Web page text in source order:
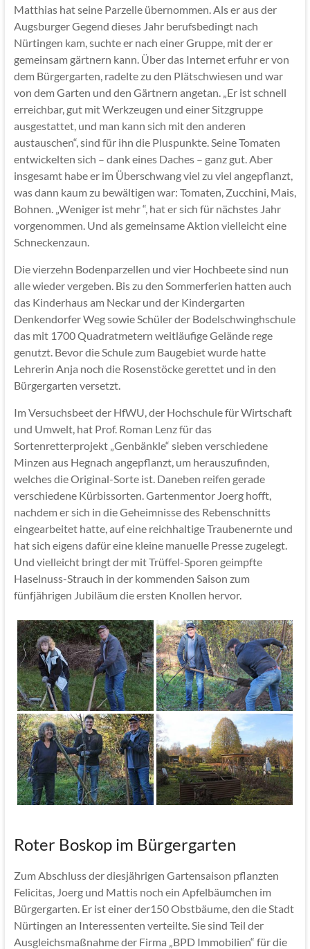
Matthias hat seine Parzelle übernommen. Als er aus der
Augsburger Gegend dieses Jahr berufsbedingt nach
Nürtingen kam, suchte er nach einer Gruppe, mit der er
gemeinsam gärtnern kann. Über das Internet erfuhr er von
dem Bürgergarten, radelte zu den Plätschwiesen und war
von dem Garten und den Gärtnern angetan. „Er ist schnell
erreichbar, gut mit Werkzeugen und einer Sitzgruppe
ausgestattet, und man kann sich mit den anderen
austauschen“, sind für ihn die Pluspunkte. Seine Tomaten
entwickelten sich – dank eines Daches – ganz gut. Aber
insgesamt habe er im Überschwang viel zu viel angepflanzt,
was dann kaum zu bewältigen war: Tomaten, Zucchini, Mais,
Bohnen. „Weniger ist mehr “, hat er sich für nächstes Jahr
vorgenommen. Und als gemeinsame Aktion vielleicht eine
Schneckenzaun.
Die vierzehn Bodenparzellen und vier Hochbeete sind nun
alle wieder vergeben. Bis zu den Sommerferien hatten auch
das Kinderhaus am Neckar und der Kindergarten
Denkendorfer Weg sowie Schüler der Bodelschwinghschule
das mit 1700 Quadratmetern weitläufige Gelände rege
genutzt. Bevor die Schule zum Baugebiet wurde hatte
Lehrerin Anja noch die Rosenstöcke gerettet und in den
Bürgergarten versetzt.
Im Versuchsbeet der HfWU, der Hochschule für Wirtschaft
und Umwelt, hat Prof. Roman Lenz für das
Sortenretterprojekt „Genbänkle“ sieben verschiedene
Minzen aus Hegnach angepflanzt, um herauszufinden,
welches die Original-Sorte ist. Daneben reifen gerade
verschiedene Kürbissorten. Gartenmentor Joerg hofft,
nachdem er sich in die Geheimnisse des Rebenschnitts
eingearbeitet hatte, auf eine reichhaltige Traubenernte und
hat sich eigens dafür eine kleine manuelle Presse zugelegt.
Und vielleicht bringt der mit Trüffel-Sporen geimpfte
Haselnuss-Strauch in der kommenden Saison zum
fünfjährigen Jubiläum die ersten Knollen hervor.
Roter Boskop im Bürgergarten
Zum Abschluss der diesjährigen Gartensaison pflanzten
Felicitas, Joerg und Mattis noch ein Apfelbäumchen im
Bürgergarten. Er ist einer der150 Obstbäume, den die Stadt
Nürtingen an Interessenten verteilte. Sie sind Teil der
Ausgleichsmaßnahme der Firma „BPD Immobilien“ für die